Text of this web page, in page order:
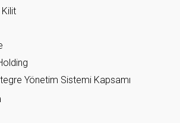
Kilit
Yönetim Sistemi Kapsamı